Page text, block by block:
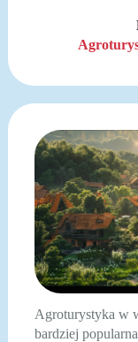
Agroturystyka w
bardziej